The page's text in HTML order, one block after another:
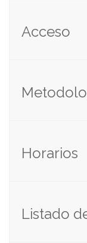
Acceso
Horarios
Listado